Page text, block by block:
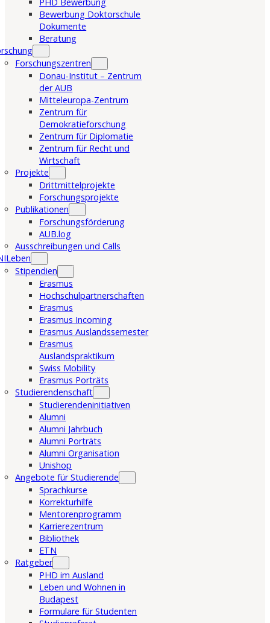
Bewerbung Doktorschule
Dokumente
Beratung
Forschungszentren
Donau-Institut – Zentrum
der AUB
Mitteleuropa-Zentrum
Zentrum für
Demokratieforschung
Zentrum für Diplomatie
Zentrum für Recht und
Wirtschaft
Projekte
Drittmittelprojekte
Forschungsprojekte
Publikationen
Forschungsförderung
AUB.log
Ausschreibungen und Calls
Stipendien
Erasmus
Hochschulpartnerschaften
Erasmus
Erasmus Incoming
Erasmus Auslandssemester
Erasmus
Auslandspraktikum
Swiss Mobility
Erasmus Porträts
Studierendenschaft
Studierendeninitiativen
Alumni
Alumni Jahrbuch
Alumni Porträts
Alumni Organisation
Unishop
Angebote für Studierende
Sprachkurse
Korrekturhilfe
Mentorenprogramm
Karrierezentrum
Bibliothek
ETN
Ratgeber
PHD im Ausland
Leben und Wohnen in
Budapest
Formulare für Studenten